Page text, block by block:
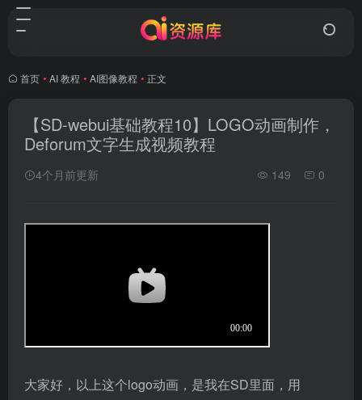
首页 • AI 教程 • AI图像教程 • 正文
【SD-webui基础教程10】LOGO动画制作，
Deforum文字生成视频教程
4个月前更新 149 0
大家好，以上这个logo动画，是我在SD里面，用